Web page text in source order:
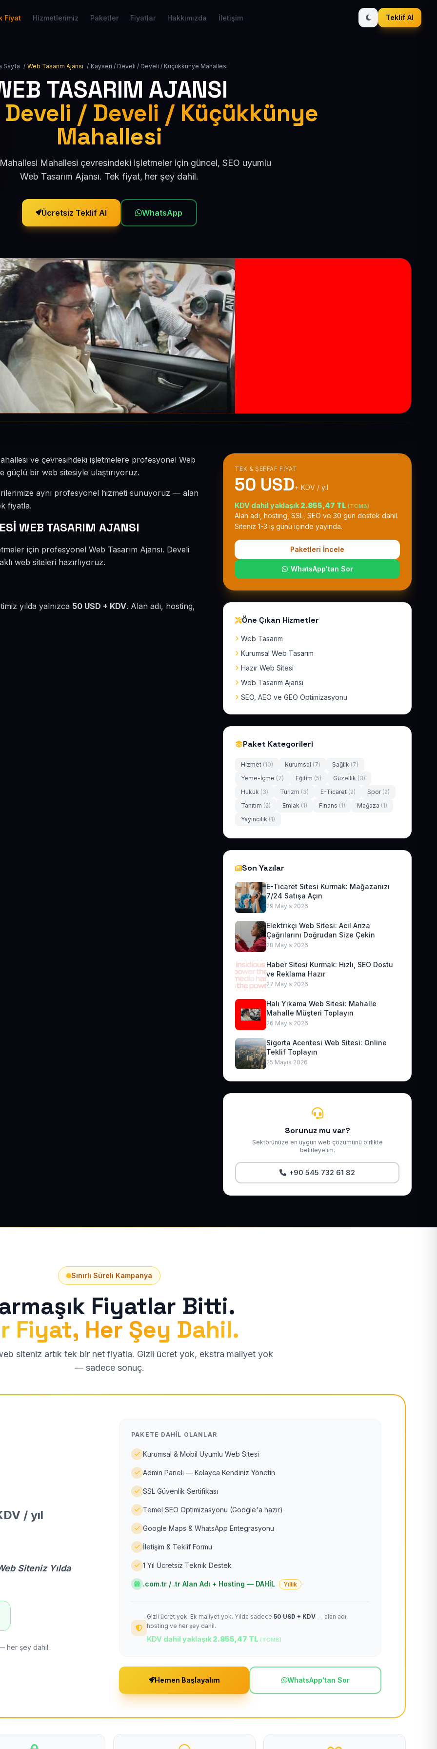
Fiyat Hizmetlerimiz Paketler Fiyatlar Hakkımızda İletişim Teklif Al
Sayfa / Web Tasarım Ajansı / Kayseri / Develi / Develi / Küçükkünye Mahallesi
TASARIM AJANSI
/ Develi / Küçükkünye
Mahallesi
Mahallesi çevresindeki işletmeler için güncel, SEO uyumlu
Web Tasarım Ajansı. Tek fiyat, her şey dahil.
Ücretsiz Teklif Al WhatsApp
ve çevresindeki işletmelere profesyonel Web
güçlü bir web sitesiyle ulaştırıyoruz.
aynı profesyonel hizmeti sunuyoruz — alan
fiyatla.
WEB TASARIM AJANSI
için profesyonel Web Tasarım Ajansı. Develi
web siteleri hazırlıyoruz.
yılda yalnızca 50 USD + KDV. Alan adı, hosting,
TEK & ŞEFFAF FIYAT
50 USD+ KDV / yıl
KDV dahil yaklaşık 2.855,47 TL (TCMB)
Alan adı, hosting, SSL, SEO ve 30 gün destek dahil.
Siteniz 1-3 iş günü içinde yayında.
Paketleri İncele
WhatsApp'tan Sor
Öne Çıkan Hizmetler
Web Tasarım
Kurumsal Web Tasarım
Hazır Web Sitesi
Web Tasarım Ajansı
SEO, AEO ve GEO Optimizasyonu
Paket Kategorileri
Hizmet (10) Kurumsal (7) Sağlık (7)
Yeme-İçme (7) Eğitim (5) Güzellik (3)
Hukuk (3) Turizm (3) E-Ticaret (2) Spor (2)
Tanıtım (2) Emlak (1) Finans (1) Mağaza (1)
Yayıncılık (1)
Son Yazılar
E-Ticaret Sitesi Kurmak: Mağazanızı
7/24 Satışa Açın
29 Mayıs 2026
Elektrikçi Web Sitesi: Acil Arıza
Çağrılarını Doğrudan Size Çekin
28 Mayıs 2026
Haber Sitesi Kurmak: Hızlı, SEO Dostu
ve Reklama Hazır
27 Mayıs 2026
Halı Yıkama Web Sitesi: Mahalle
Mahalle Müşteri Toplayın
26 Mayıs 2026
Sigorta Acentesi Web Sitesi: Online
Teklif Toplayın
25 Mayıs 2026
Sorunuz mu var?
Sektörünüze en uygun web çözümünü birlikte
belirleyelim.
+90 545 732 61 82
Sınırlı Süreli Kampanya
Fiyatlar Bitti.
Fiyat, Her Şey Dahil.
siteniz artık tek bir net fiyatla. Gizli ücret yok, ekstra maliyet yok
— sadece sonuç.
/ yıl
Siteniz Yılda
her şey dahil.
PAKETE DAHIL OLANLAR
Kurumsal & Mobil Uyumlu Web Sitesi
Admin Paneli — Kolayca Kendiniz Yönetin
SSL Güvenlik Sertifikası
Temel SEO Optimizasyonu (Google'a hazır)
Google Maps & WhatsApp Entegrasyonu
İletişim & Teklif Formu
1 Yıl Ücretsiz Teknik Destek
.com.tr / .tr Alan Adı + Hosting — DAHİL Yıllık
Gizli ücret yok. Ek maliyet yok. Yılda sadece 50 USD + KDV — alan adı,
hosting ve her şey dahil.
KDV dahil yaklaşık 2.855,47 TL (TCMB)
Hemen Başlayalım WhatsApp'tan Sor